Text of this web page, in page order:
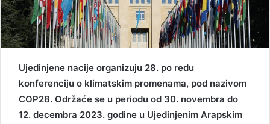
Ujedinjene nacije organizuju 28. po redu
konferenciju o klimatskim promenama, pod nazivom
COP28. Održaće se u periodu od 30. novembra do
12. decembra 2023. godine u Ujedinjenim Arapskim